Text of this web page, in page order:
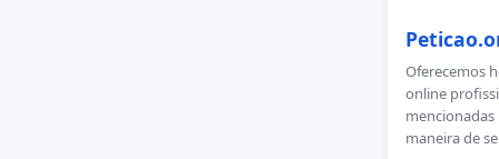
Oferecemos
online
maneira de